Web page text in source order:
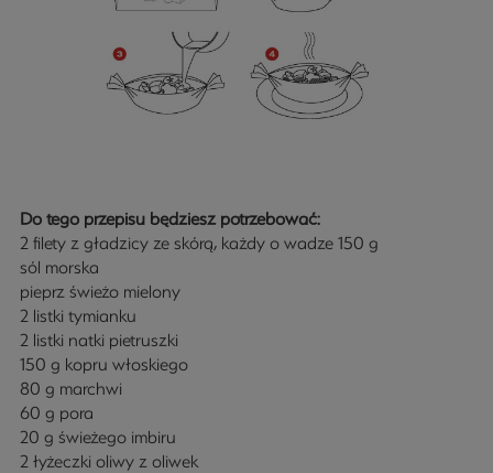
Do tego przepisu będziesz potrzebować:
2 filety z gładzicy ze skórą, każdy o wadze 150 g
sól morska
pieprz świeżo mielony
2 listki tymianku
2 listki natki pietruszki
150 g kopru włoskiego
80 g marchwi
60 g pora
20 g świeżego imbiru
2 łyżeczki oliwy z oliwek